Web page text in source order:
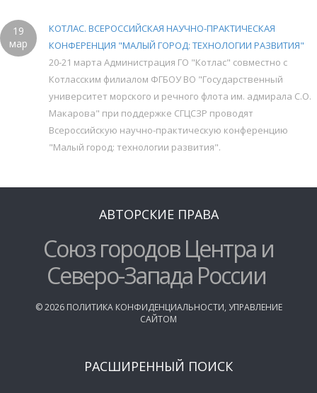
19
мар
КОТЛАС. ВСЕРОССИЙСКАЯ НАУЧНО-ПРАКТИЧЕСКАЯ
КОНФЕРЕНЦИЯ "МАЛЫЙ ГОРОД: ТЕХНОЛОГИИ РАЗВИТИЯ"
20-21 марта Администрация ГО "Котлас" совместно с
Котласским филиалом ФГБОУ ВО "Государственный
университет морского и речного флота им. адмирала С.О.
Макарова" при поддержке СГЦСЗР проводят
Всероссийскую научно-практическую конференцию
"Малый город: технологии развития".
АВТОРСКИЕ ПРАВА
Союз городов Центра и
Северо-Запада России
©2026 ПОЛИТИКА КОНФИДЕНЦИАЛЬНОСТИ, УПРАВЛЕНИЕ
САЙТОМ
РАСШИРЕННЫЙ ПОИСК